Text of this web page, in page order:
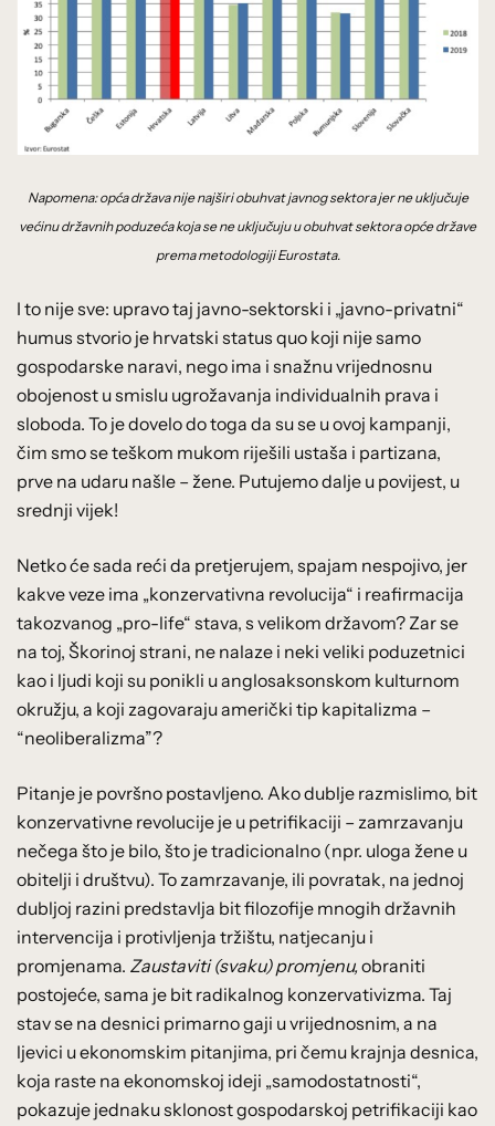
Napomena: opća država nije najširi obuhvat javnog sektora jer ne uključuje
većinu državnih poduzeća koja se ne uključuju u obuhvat sektora opće države
prema metodologiji Eurostata.
I to nije sve: upravo taj javno-sektorski i „javno-privatni“
humus stvorio je hrvatski status quo koji nije samo
gospodarske naravi, nego ima i snažnu vrijednosnu
obojenost u smislu ugrožavanja individualnih prava i
sloboda. To je dovelo do toga da su se u ovoj kampanji,
čim smo se teškom mukom riješili ustaša i partizana,
prve na udaru našle – žene. Putujemo dalje u povijest, u
srednji vijek!
Netko će sada reći da pretjerujem, spajam nespojivo, jer
kakve veze ima „konzervativna revolucija“ i reafirmacija
takozvanog „pro-life“ stava, s velikom državom? Zar se
na toj, Škorinoj strani, ne nalaze i neki veliki poduzetnici
kao i ljudi koji su ponikli u anglosaksonskom kulturnom
okružju, a koji zagovaraju američki tip kapitalizma –
“neoliberalizma”?
Pitanje je površno postavljeno. Ako dublje razmislimo, bit
konzervativne revolucije je u petrifikaciji – zamrzavanju
nečega što je bilo, što je tradicionalno (npr. uloga žene u
obitelji i društvu). To zamrzavanje, ili povratak, na jednoj
dubljoj razini predstavlja bit filozofije mnogih državnih
intervencija i protivljenja tržištu, natjecanju i
promjenama. Zaustaviti (svaku) promjenu,obraniti
postojeće, sama je bit radikalnog konzervativizma. Taj
stav se na desnici primarno gaji u vrijednosnim, a na
ljevici u ekonomskim pitanjima, pri čemu krajnja desnica,
koja raste na ekonomskoj ideji „samodostatnosti“,
pokazuje jednaku sklonost gospodarskoj petrifikaciji kao